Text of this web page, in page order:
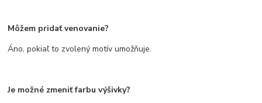
Môžem pridať venovanie?
Áno, pokiaľ to zvolený motív umožňuje.
Je možné zmeniť farbu výšivky?